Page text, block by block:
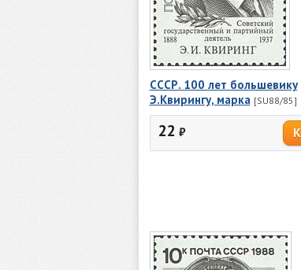
СССР. 100 лет большевику
Э.Квирингу, марка [SU88/85]
22 ₽